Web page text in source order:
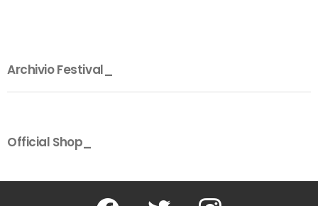
Archivio Festival_
Official Shop_
Facebook Twitter Instagram